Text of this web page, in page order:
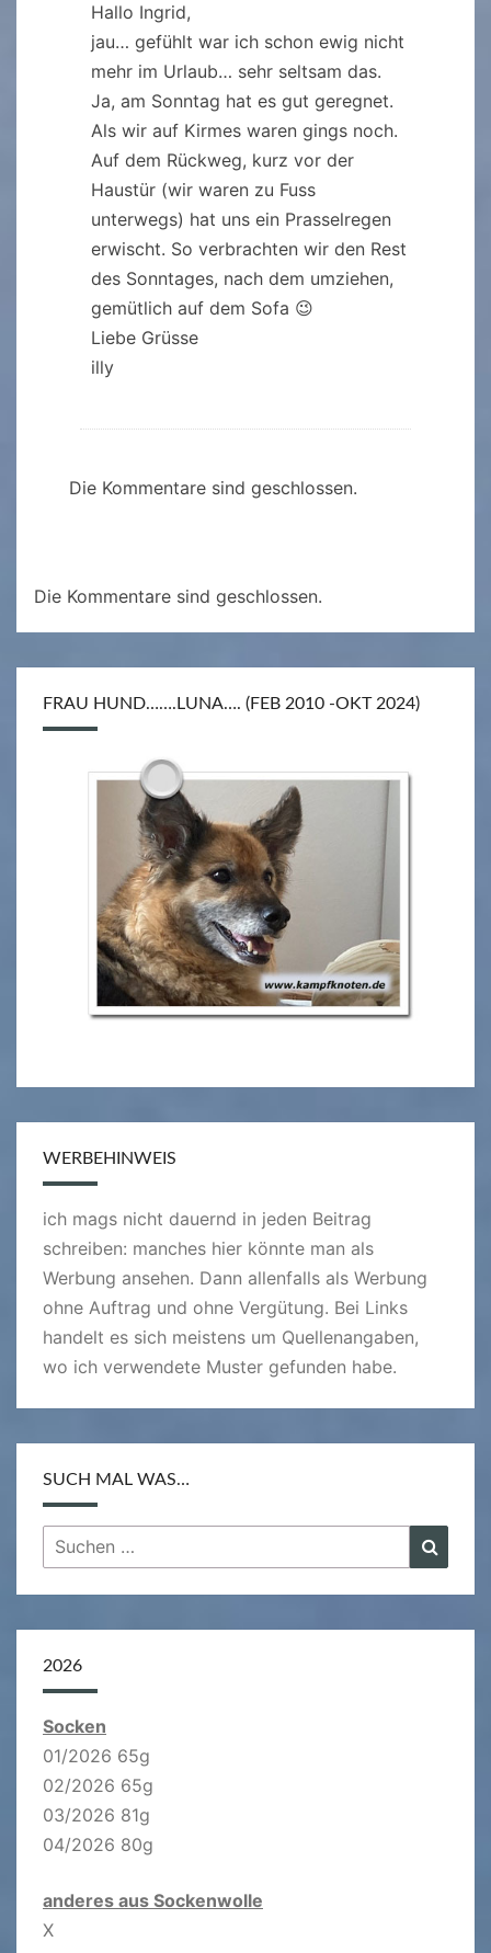
Hallo Ingrid,
jau… gefühlt war ich schon ewig nicht
mehr im Urlaub… sehr seltsam das.
Ja, am Sonntag hat es gut geregnet.
Als wir auf Kirmes waren gings noch.
Auf dem Rückweg, kurz vor der
Haustür (wir waren zu Fuss
unterwegs) hat uns ein Prasselregen
erwischt. So verbrachten wir den Rest
des Sonntages, nach dem umziehen,
gemütlich auf dem Sofa 😉
Liebe Grüsse
illy
Die Kommentare sind geschlossen.
Die Kommentare sind geschlossen.
FRAU HUND…….LUNA…. (FEB 2010 -OKT 2024)
WERBEHINWEIS
ich mags nicht dauernd in jeden Beitrag
schreiben: manches hier könnte man als
Werbung ansehen. Dann allenfalls als Werbung
ohne Auftrag und ohne Vergütung. Bei Links
handelt es sich meistens um Quellenangaben,
wo ich verwendete Muster gefunden habe.
SUCH MAL WAS…
Suchen
nach:
2026
Socken
01/2026 65g
02/2026 65g
03/2026 81g
04/2026 80g
anderes aus Sockenwolle
X